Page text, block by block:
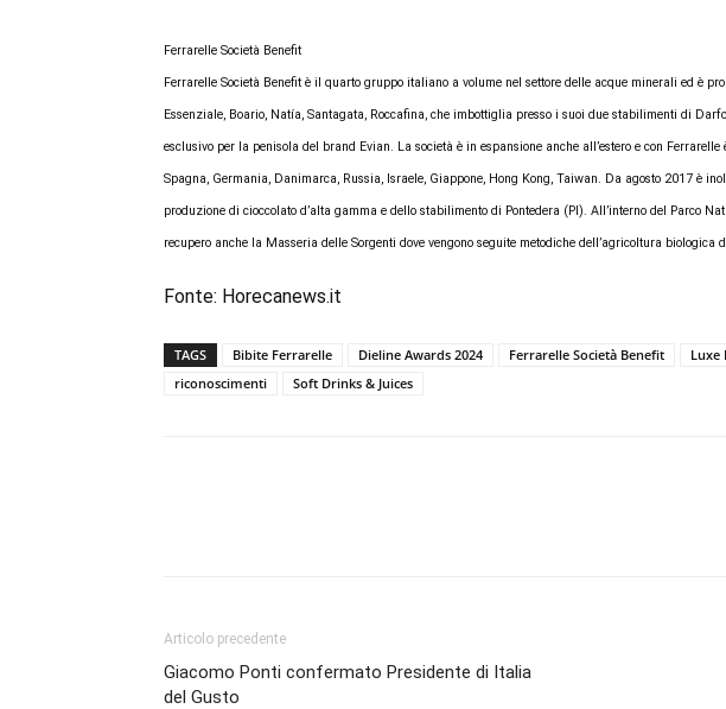
Ferrarelle Società Benefit
Ferrarelle Società Benefit è il quarto gruppo italiano a volume nel settore delle acque minerali ed è
Essenziale, Boario, Natía, Santagata, Roccafina, che imbottiglia presso i suoi due stabilimenti di
esclusivo per la penisola del brand Evian. La società è in espansione anche all’estero e con
Spagna, Germania, Danimarca, Russia, Israele, Giappone, Hong Kong, Taiwan. Da agosto 2017 è
produzione di cioccolato d’alta gamma e dello stabilimento di Pontedera (PI). All’interno del Parco
recupero anche la Masseria delle Sorgenti dove vengono seguite metodiche dell’agricoltura biologica
Fonte: Horecanews.it
TAGS Bibite Ferrarelle Dieline Awards 2024 Ferrarelle Società Benefit Luxe
riconoscimenti
Soft Drinks & Juices
Articolo precedente
Giacomo Ponti confermato Presidente di Italia
del Gusto